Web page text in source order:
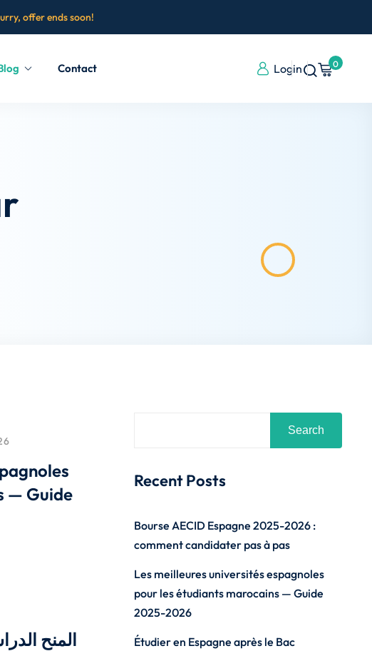
offer ends soon!
Contact Login 0
— Guide
المنح
Search
Recent Posts
Bourse AECID Espagne 2025-2026 :
comment candidater pas à pas
Les meilleures universités espagnoles
pour les étudiants marocains — Guide
2025-2026
Étudier en Espagne après le Bac